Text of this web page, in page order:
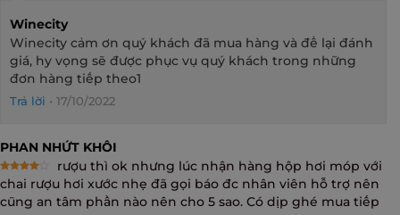
Winecity
Winecity cảm ơn quý khách đã mua hàng và để lại đánh
giá, hy vọng sẽ được phục vụ quý khách trong những
đơn hàng tiếp theo1
Trả lời • 17/10/2022
PHAN NHỨT KHÔI
Rated 4
out of 5
rượu thì ok nhưng lúc nhận hàng hộp hơi móp với
chai rượu hơi xước nhẹ đã gọi báo đc nhân viên hỗ trợ nên
cũng an tâm phần nào nên cho 5 sao. Có dịp ghé mua tiếp